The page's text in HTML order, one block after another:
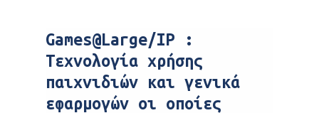
Games@Large/IP :
Τεχνολογία χρήσης
παιχνιδιών και γενικά
εφαρμογών οι οποίες